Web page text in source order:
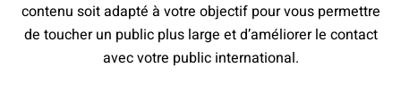
contenu soit adapté à votre objectif pour vous permettre
de toucher un public plus large et d’améliorer le contact
avec votre public international.